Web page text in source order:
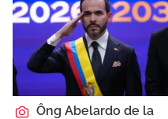
Ông Abelardo de la